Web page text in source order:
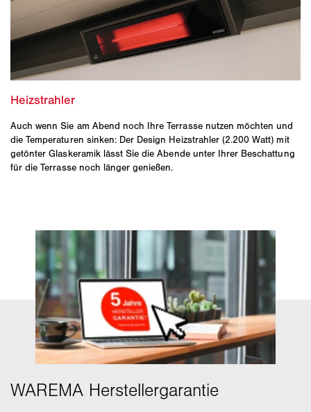
Auch wenn Sie am Abend noch Ihre Terrasse nutzen möchten und
die Temperaturen sinken: Der Design Heizstrahler (2.200 Watt) mit
getönter Glaskeramik lässt Sie die Abende unter Ihrer Beschattung
für die Terrasse noch länger genießen.